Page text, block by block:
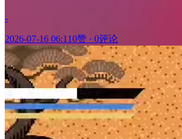
-
2026-07-16 06:110赞 · 0评论